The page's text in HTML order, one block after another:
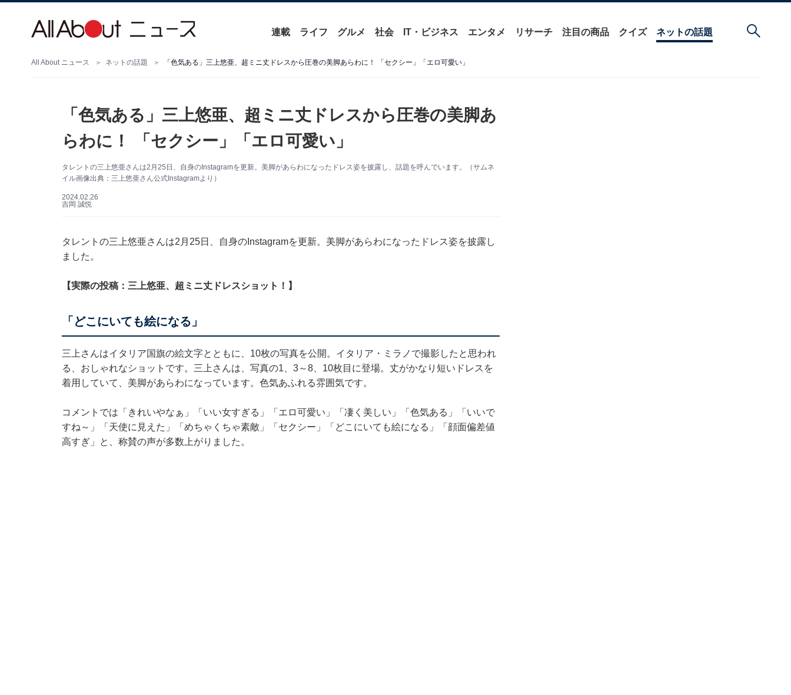
連載 ライフ グルメ 社会 IT・ビジネス エンタメ リサーチ 注目の商品 クイズ ネットの話題
All About ニュース ネットの話題 「色気ある」三上悠亜、超ミニ丈ドレスから圧巻の美脚あらわに！ 「セクシー」「エロ可愛い」
「色気ある」三上悠亜、超ミニ丈ドレスから圧巻の美脚あ
らわに！ 「セクシー」「エロ可愛い」
タレントの三上悠亜さんは2月25日、自身のInstagramを更新。美脚があらわになったドレス姿を披露し、話題を呼んでいます。（サムネ
イル画像出典：三上悠亜さん公式Instagramより）
2024.02.26
吉岡 誠悦
タレントの三上悠亜さんは2月25日、自身のInstagramを更新。美脚があらわになったドレス姿を披露し
ました。
【実際の投稿：三上悠亜、超ミニ丈ドレスショット！】
「どこにいても絵になる」
三上さんはイタリア国旗の絵文字とともに、10枚の写真を公開。イタリア・ミラノで撮影したと思われ
る、おしゃれなショットです。三上さんは、写真の1、3～8、10枚目に登場。丈がかなり短いドレスを
着用していて、美脚があらわになっています。色気あふれる雰囲気です。
コメントでは「きれいやなぁ」「いい女すぎる」「エロ可愛い」「凄く美しい」「色気ある」「いいで
すね～」「天使に見えた」「めちゃくちゃ素敵」「セクシー」「どこにいても絵になる」「顔面偏差値
高すぎ」と、称賛の声が多数上がりました。